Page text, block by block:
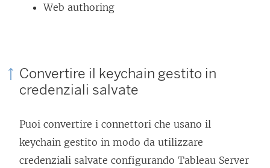
Web authoring
Convertire il keychain gestito in
credenziali salvate
Puoi convertire i connettori che usano il
keychain gestito in modo da utilizzare
credenziali salvate configurando Tableau Server